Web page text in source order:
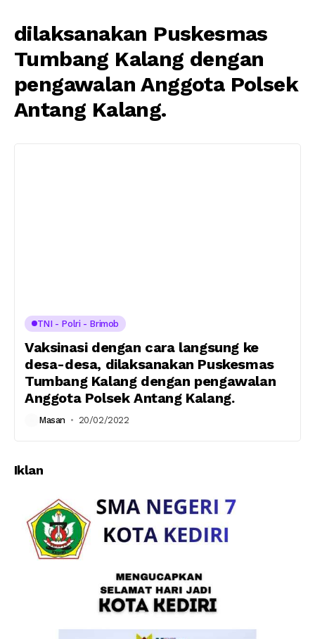
dilaksanakan Puskesmas
Tumbang Kalang dengan
pengawalan Anggota Polsek
Antang Kalang.
TNI - Polri - Brimob
Vaksinasi dengan cara langsung ke
desa-desa, dilaksanakan Puskesmas
Tumbang Kalang dengan pengawalan
Anggota Polsek Antang Kalang.
Masan 20/02/2022
Iklan